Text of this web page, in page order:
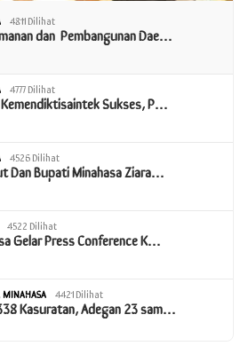
4811 Dilihat
dan Pembangunan Dae…
4777 Dilihat
Kemendiktisaintek Sukses, P…
4526 Dilihat
Dan Bupati Minahasa Ziara…
4522 Dilihat
Gelar Press Conference K…
MINAHASA 4421 Dilihat
Kasuratan, Adegan 23 sam…